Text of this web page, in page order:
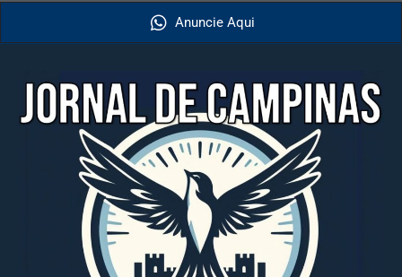
Anuncie Aqui